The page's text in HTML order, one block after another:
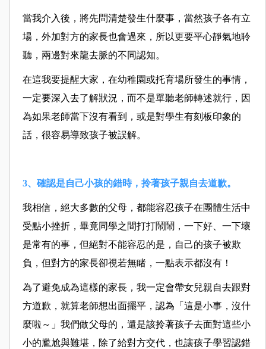
當我介入後，將先問清楚發生什麼事，當然孩子各有立
場，外加對方的家長也會過來，所以更要平心靜氣地聆
聽，兩邊對來龍去脈的不同認知。
在這我要提醒大家，在幼稚園或托育場所發生的事情，
一定要深入去了解狀況，而不是單聽老師轉述就行，因
為如果老師當下沒有看到，或是對學生有刻板印象的
話，很容易導致孩子被誤解。
3、確認是自己小孩的錯時，拎著孩子親自去道歉。
我相信，絕大多數的父母，都能容忍孩子在團體生活中
受點小挫折，畢竟同學之間打打鬧鬧，一下好、一下壞
是常有的事，但絕對不能容忍的是，自己的孩子被欺
負，但對方的家長卻視若無睹，一點表示都沒有！
為了避免成為這樣的家長，我一定會帶女兒親自去跟對
方道歉，就算老師想出面擺平，認為「這是小事，沒什
麼啦～」我們做父母的，還是該拎著孩子去面對這些小
小的尷尬與難堪，除了給對方交代，也讓孩子學習認錯